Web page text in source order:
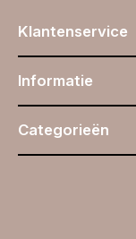
Klantenservice
Informatie
Categorieën